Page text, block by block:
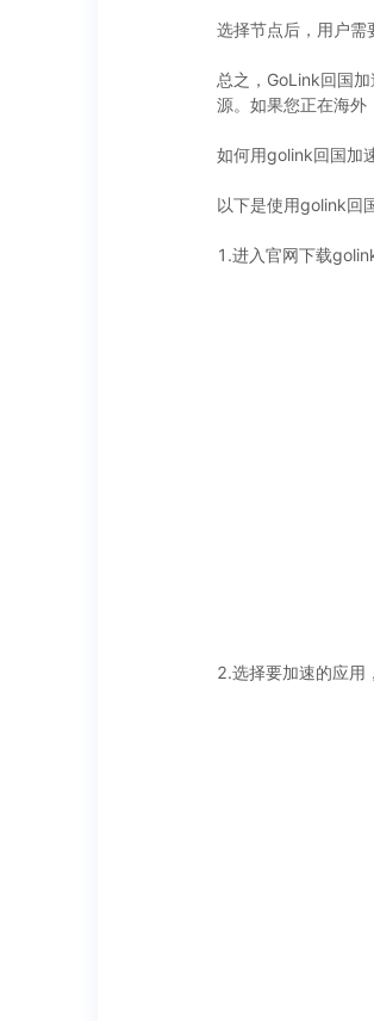
选择节点后，用户需
总之，GoLink回国
源。如果您正在海外
如何用golink回国加
以下是使用golink回
1.进入官网下载
2.选择要加速的应用